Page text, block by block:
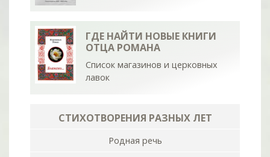
ГДЕ НАЙТИ НОВЫЕ КНИГИ
ОТЦА РОМАНА
Список магазинов и церковных
лавок
СТИХОТВОРЕНИЯ РАЗНЫХ ЛЕТ
Родная речь